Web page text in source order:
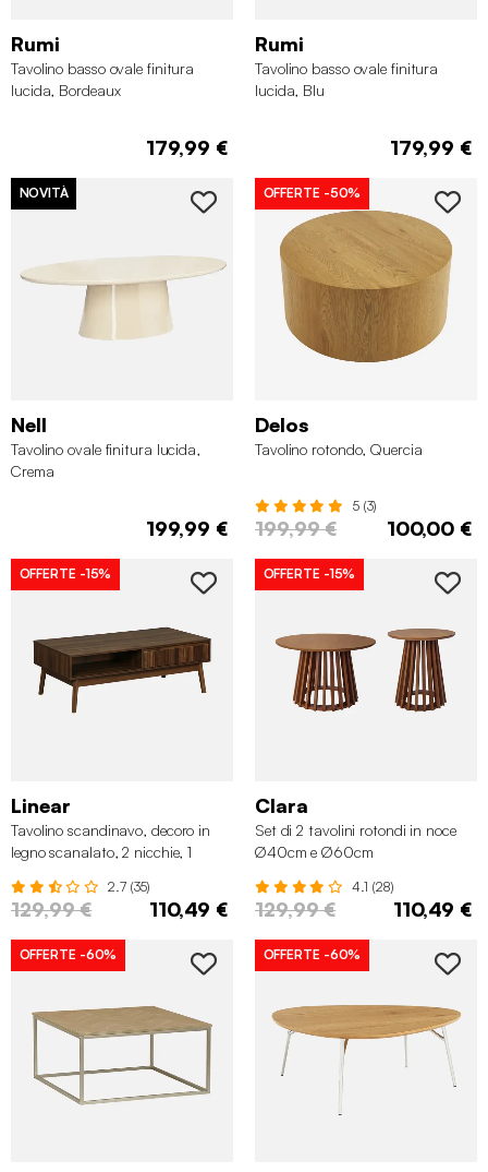
Rumi
Tavolino basso ovale finitura
lucida, Bordeaux
179,99 €
Rumi
Tavolino basso ovale finitura
lucida, Blu
179,99 €
NOVITÀ
Nell
Tavolino ovale finitura lucida,
Crema
199,99 €
OFFERTE -50%
Delos
Tavolino rotondo, Quercia
5 (3)
199,99 € 100,00 €
OFFERTE -15%
Linear
Tavolino scandinavo, decoro in
legno scanalato, 2 nicchie, 1
2.7 (35)
129,99 € 110,49 €
OFFERTE -15%
Clara
Set di 2 tavolini rotondi in noce
Ø40cm e Ø60cm
4.1 (28)
129,99 € 110,49 €
OFFERTE -60% OFFERTE -60%